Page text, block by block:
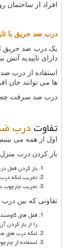
افراد از ساختمان
درب ضد حریق با
یک درب ضد حریق
دارای تاییدیه آتش
استفاده از درب
ها می توانند جان
درب ضد سرقت
تفاوتدرب
اول از همه می
باز کردن درب
باز کردن قفل
تخریب لنگه
تخریب چارچوب
تفاوتی که بین
قفل های
را از باز کردن
لنگه درب های
استفاده از